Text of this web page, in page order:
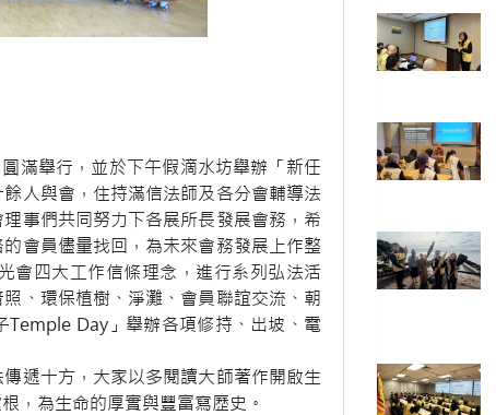
滿舉行，並於下午假滴水坊舉辦「新任
人與會，住持滿信法師及各分會輔導法
事們共同努力下各展所長發展會務，希
會員儘量找回，為未來會務發展上作整
會四大工作信條理念，進行系列弘法活
、環保植樹、淨灘、會員聯誼交流、朝
Temple Day」舉辦各項修持、出坡、電
遞十方，大家以多閱讀大師著作開啟生
，為生命的厚實與豐富寫歷史。